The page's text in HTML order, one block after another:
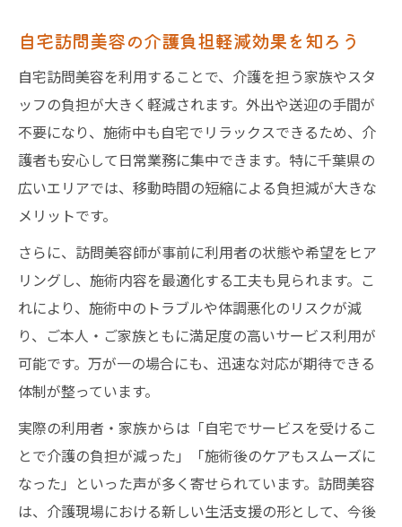
自宅訪問美容の介護負担軽減効果を知ろう
自宅訪問美容を利用することで、介護を担う家族やスタ
ッフの負担が大きく軽減されます。外出や送迎の手間が
不要になり、施術中も自宅でリラックスできるため、介
護者も安心して日常業務に集中できます。特に千葉県の
広いエリアでは、移動時間の短縮による負担減が大きな
メリットです。
さらに、訪問美容師が事前に利用者の状態や希望をヒア
リングし、施術内容を最適化する工夫も見られます。こ
れにより、施術中のトラブルや体調悪化のリスクが減
り、ご本人・ご家族ともに満足度の高いサービス利用が
可能です。万が一の場合にも、迅速な対応が期待できる
体制が整っています。
実際の利用者・家族からは「自宅でサービスを受けるこ
とで介護の負担が減った」「施術後のケアもスムーズに
なった」といった声が多く寄せられています。訪問美容
は、介護現場における新しい生活支援の形として、今後